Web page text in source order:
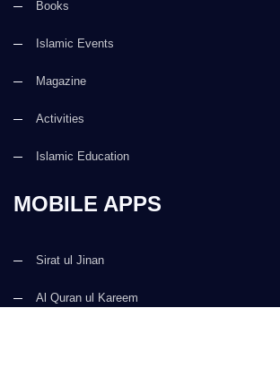
Books
Islamic Events
Magazine
Activities
Islamic Education
MOBILE APPS
Sirat ul Jinan
Al Quran ul Kareem